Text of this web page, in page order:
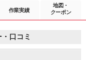
作業実績
地図・
クーポン
口コミ